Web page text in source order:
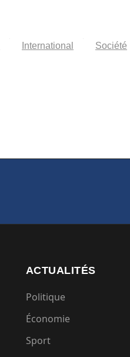
International Société
ACTUALITÉS
Politique
Économie
Sport